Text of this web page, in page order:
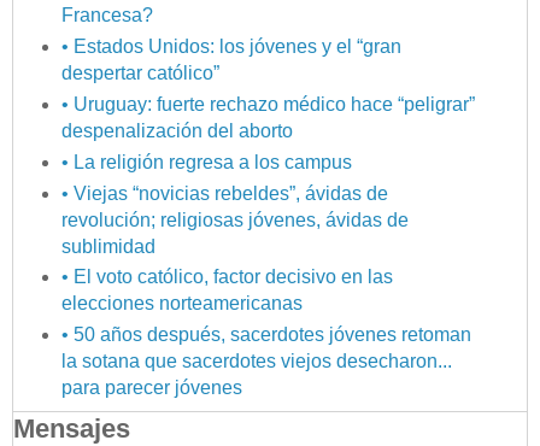
Francesa?
• Estados Unidos: los jóvenes y el “gran
despertar católico”
• Uruguay: fuerte rechazo médico hace “peligrar”
despenalización del aborto
• La religión regresa a los campus
• Viejas “novicias rebeldes”, ávidas de
revolución; religiosas jóvenes, ávidas de
sublimidad
• El voto católico, factor decisivo en las
elecciones norteamericanas
• 50 años después, sacerdotes jóvenes retoman
la sotana que sacerdotes viejos desecharon...
para parecer jóvenes
Mensajes